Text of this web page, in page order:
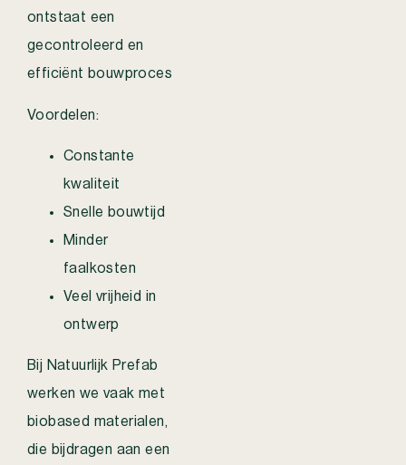
ontstaat een
gecontroleerd en
efficiënt bouwproces
Voordelen:
Constante
kwaliteit
Snelle bouwtijd
Minder
faalkosten
Veel vrijheid in
ontwerp
Bij Natuurlijk Prefab
werken we vaak met
biobased materialen,
die bijdragen aan een